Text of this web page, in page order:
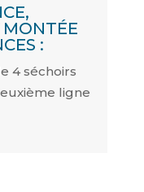
:
4 séchoirs
ligne